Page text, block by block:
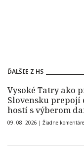
ĎALŠIE Z HS
Vysoké Tatry ako
Slovensku
hostí s výberom
09. 08. 2026 | Žiadne komentáre